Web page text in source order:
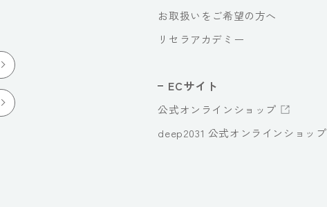
お取扱いをご希望の方へ
リセラアカデミー
ECサイト
公式オンラインショップ
deep2031 公式オンラインショップ